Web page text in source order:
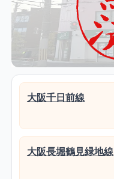
大阪千日前線
大阪長堀鶴見緑地線